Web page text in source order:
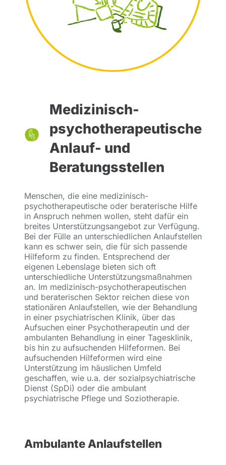
Medizinisch-
psychotherapeutische
Anlauf- und
Beratungsstellen
Menschen, die eine medizinisch-
psychotherapeutische oder beraterische Hilfe
in Anspruch nehmen wollen, steht dafür ein
breites Unterstützungsangebot zur Verfügung.
Bei der Fülle an unterschiedlichen Anlaufstellen
kann es schwer sein, die für sich passende
Hilfeform zu finden. Entsprechend der
eigenen Lebenslage bieten sich oft
unterschiedliche Unterstützungsmaßnahmen
an. Im medizinisch-psychotherapeutischen
und beraterischen Sektor reichen diese von
stationären Anlaufstellen, wie der Behandlung
in einer psychiatrischen Klinik, über das
Aufsuchen einer Psychotherapeutin und der
ambulanten Behandlung in einer Tagesklinik,
bis hin zu aufsuchenden Hilfeformen. Bei
aufsuchenden Hilfeformen wird eine
Unterstützung im häuslichen Umfeld
geschaffen, wie u.a. der sozialpsychiatrische
Dienst (SpDi) oder die ambulant
psychiatrische Pflege und Soziotherapie.
Ambulante Anlaufstellen